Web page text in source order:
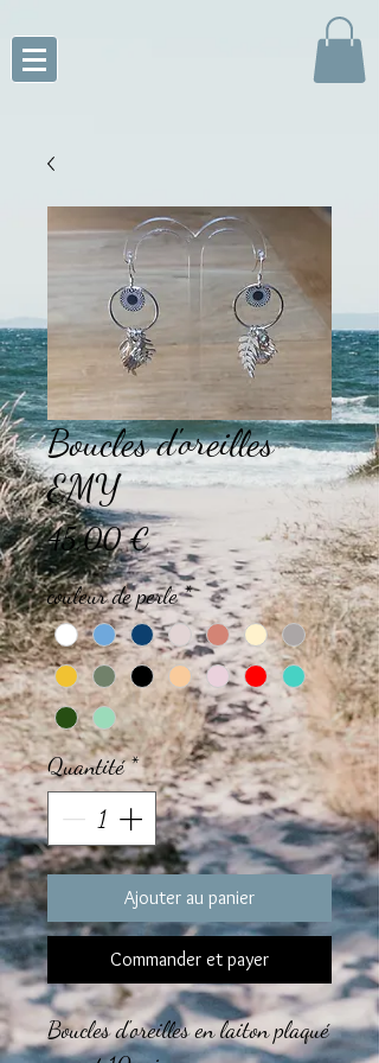
Boucles d'oreilles
EMY
45,00 €Prix
couleur de perle*
Quantité*
Ajouter au panier
Commander et payer
Boucles d'oreilles en laiton plaqué